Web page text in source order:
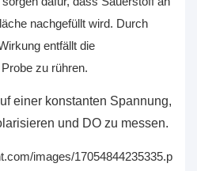
nachgefüllt wird. Durch
entfällt die
zu rühren.
einer konstanten Spannung,
und DO zu messen.